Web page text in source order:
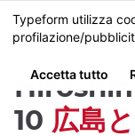
Skip
to
content
MENU
10 広島